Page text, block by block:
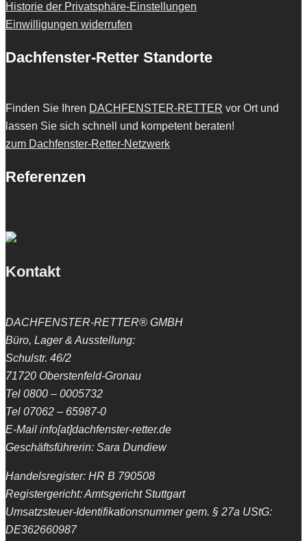
Historie der Privatsphäre-Einstellungen
Einwilligungen widerrufen
Dachfenster-Retter Standorte
Finden Sie Ihren DACHFENSTER-RETTER vor Ort und
lassen Sie sich schnell und kompetent beraten!
zum Dachfenster-Retter-Netzwerk
Referenzen
Kontakt
DACHFENSTER-RETTER® GMBH
Büro, Lager & Ausstellung:
Schulstr. 46/2
71720 Oberstenfeld-Gronau
Tel 0800 – 0005732
Tel 07062 – 65987-0
E-Mail info[at]dachfenster-retter.de
Geschäftsführerin: Sara Dundiew
Handelsregister: HR B 790508
Registergericht: Amtsgericht Stuttgart
Umsatzsteuer-Identifikationsnummer gem. § 27a UStG:
DE362660987